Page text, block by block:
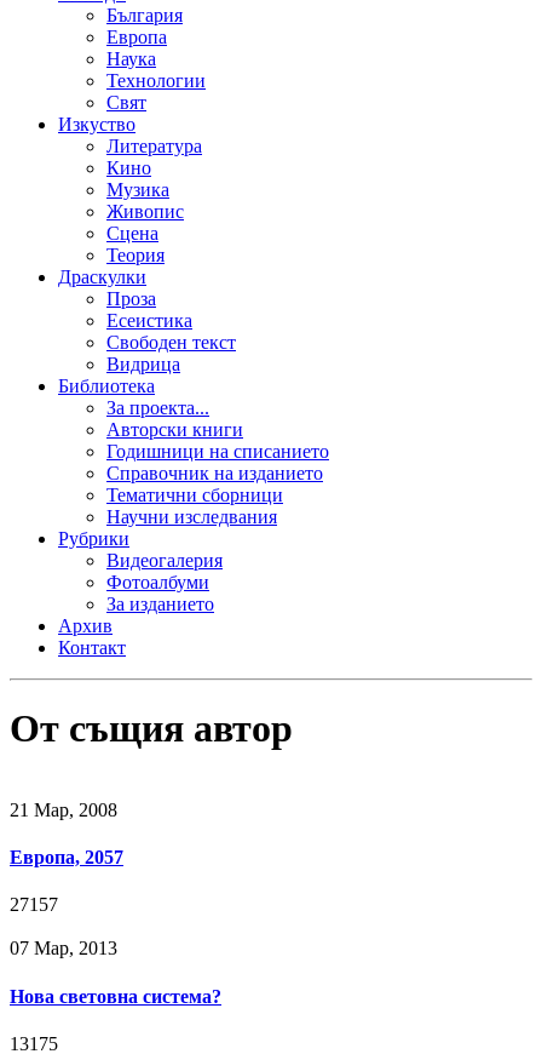
България
Европа
Наука
Технологии
Свят
Изкуство
Литература
Кино
Музика
Живопис
Сцена
Теория
Драскулки
Проза
Есеистика
Свободен текст
Видрица
Библиотека
За проекта...
Авторски книги
Годишници на списанието
Справочник на изданието
Тематични сборници
Научни изследвания
Рубрики
Видеогалерия
Фотоалбуми
За изданието
Архив
Контакт
От същия автор
21 Мар, 2008
Европа, 2057
27157
07 Мар, 2013
Нова световна система?
13175